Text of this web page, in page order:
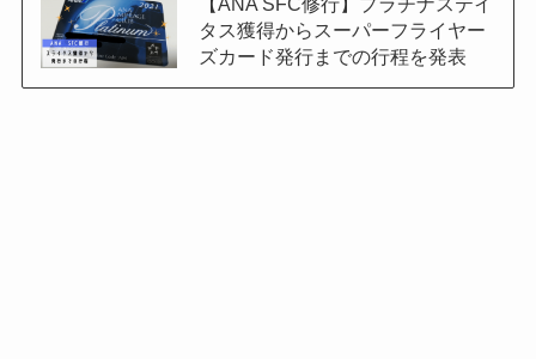
タス獲得からスーパーフライヤー
ズカード発行までの行程を発表